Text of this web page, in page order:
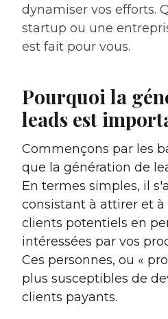
dynamiser vos efforts.
startup ou une
est fait pour vous.
Pourquoi la
leads est
Commençons par les
que la génération de
En termes simples, il
consistant à attirer et à
clients potentiels en
intéressées par vos
Ces personnes, ou «
plus susceptibles de
clients payants.